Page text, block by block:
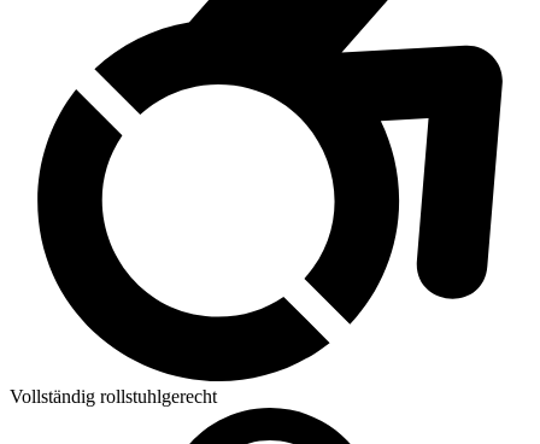
Vollständig rollstuhlgerecht